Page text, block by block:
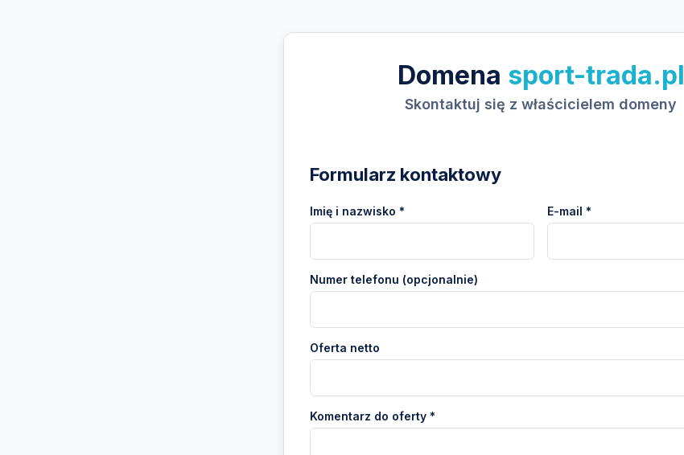
Domena sport-trada.pl
Skontaktuj się z właścicielem domeny
Formularz kontaktowy
Imię i nazwisko * E-mail *
Numer telefonu (opcjonalnie)
Oferta netto
Komentarz do oferty *